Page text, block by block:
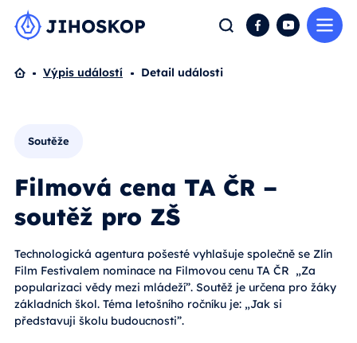
Hledat FacebookYouTube
Domů
Výpis událostí Detail události
Soutěže
Filmová cena TA ČR –
soutěž pro ZŠ
Technologická agentura pošesté vyhlašuje společně se Zlín
Film Festivalem nominace na Filmovou cenu TA ČR „Za
popularizaci vědy mezi mládeží”. Soutěž je určena pro žáky
základních škol. Téma letošního ročníku je: „Jak si
představuji školu budoucnosti”.